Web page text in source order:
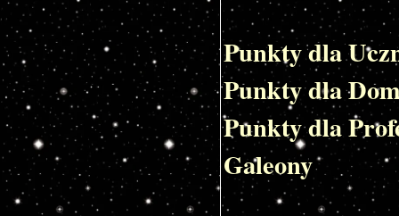
Punkty dla
Punkty dla
Punkty dla
Galeony